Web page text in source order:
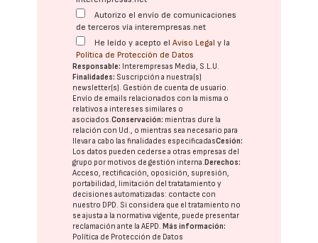
Autorizo el envío de comunicaciones
de terceros vía interempresas.net
He leído y acepto elAviso Legal y la
Política de Protección de Datos
Responsable: Interempresas Media, S.L.U.
Finalidades: Suscripción a nuestra(s)
newsletter(s). Gestión de cuenta de usuario.
Envío de emails relacionados con la misma o
relativos a intereses similares o
asociados.Conservación: mientras dure la
relación con Ud., o mientras sea necesario para
llevar a cabo las finalidades especificadasCesión:
Los datos pueden cederse a otras empresas del
grupo por motivos de gestión interna. Derechos:
Acceso, rectificación, oposición, supresión,
portabilidad, limitación del tratatamiento y
decisiones automatizadas: contacte con
nuestro DPD. Si considera que el tratamiento no
se ajusta a la normativa vigente, puede presentar
reclamación ante laAEPD. Más información:
Política de Protección de Datos